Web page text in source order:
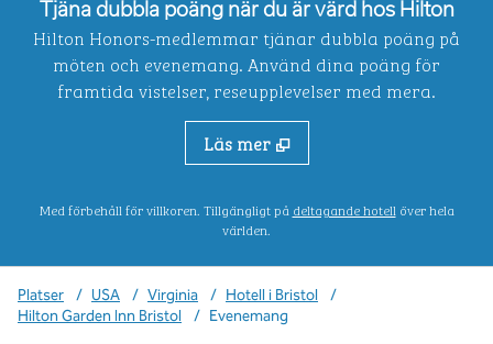
Tjäna dubbla poäng när du är värd hos Hilton
Hilton Honors-medlemmar tjänar dubbla poäng på
möten och evenemang. Använd dina poäng för
framtida vistelser, reseupplevelser med mera.
Läs mer
Med förbehåll för villkoren. Tillgängligt på deltagande hotell.Öppnar ny flik
över hela
världen.
Platser / USA / Virginia / Hotell i Bristol
/
Hilton Garden Inn Bristol
/ Evenemang